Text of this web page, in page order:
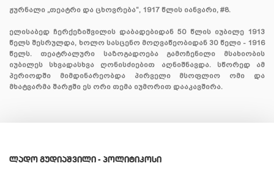
ჟურნალი „თეატრი და ცხოვრება“, 1917 წლის იანვარი, #8.
ელისაბედ ჩერქეზიშვილის დაბადებიდან 50 წლის იუბილე 1913
წელს შესრულდა, ხოლო სასცენო მოღვაწეობიდან 30 წელი - 1916
წელს. თეატრალური საზოგადოება გამოჩენილი მსახიობის
იუბილეს სხვადასხვა ღონისძიებით აღნიშნავდა. სწორედ ამ
პერიოდში მიმდინარეობდა პირველი მსოფლიო ომი და
მხატვარმა შარჟში ეს ორი თემა იუმორით დააკავშირა.
ᲚᲐᲓᲝ ᲒᲣᲓᲘᲐᲨᲕᲘᲚᲘ - ᲞᲝᲚᲘᲢᲘᲙᲝᲡᲘ